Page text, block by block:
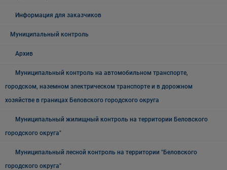
Информация для заказчиков
Муниципальный контроль
Архив
Муниципальный контроль на автомобильном транспорте,
городском, наземном электрическом транспорте и в дорожном
хозяйстве в границах Беловского городского округа
Муниципальный жилищный контроль на территории Беловского
городского округа"
Муниципальный лесной контроль на территории "Беловского
городского округа"